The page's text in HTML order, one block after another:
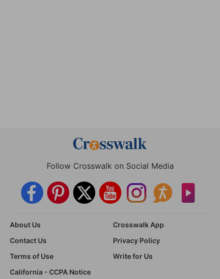
Follow Crosswalk on Social Media
About Us
Crosswalk App
Contact Us
Privacy Policy
Terms of Use
Write for Us
California - CCPA Notice